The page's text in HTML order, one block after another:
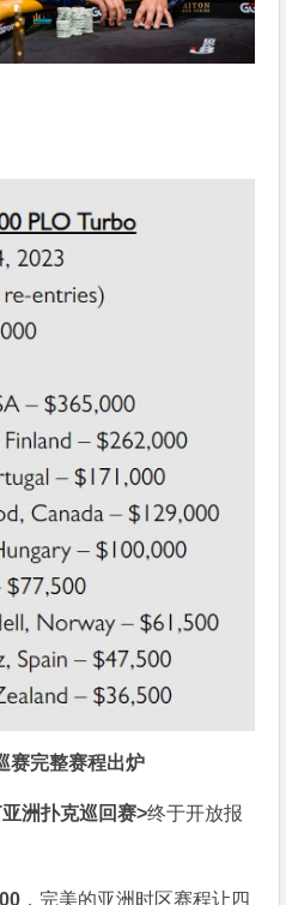
赛完整赛程出炉
洲扑克巡回赛>终于开放报
，完美的亚洲时区赛程让四